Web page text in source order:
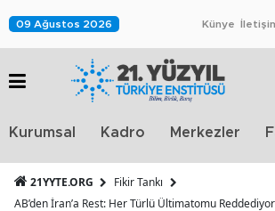
09 Ağustos 2026 Künye
Kurumsal Kadro Merkezler
21YYTE.ORG
Fikir Tankı
AB’den İran’a Rest: Her Türlü Ültimatomu